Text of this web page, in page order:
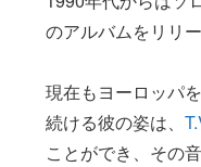
のアルバムをリリ
現在もヨーロッパ
続ける彼の姿は、
ことができ、その